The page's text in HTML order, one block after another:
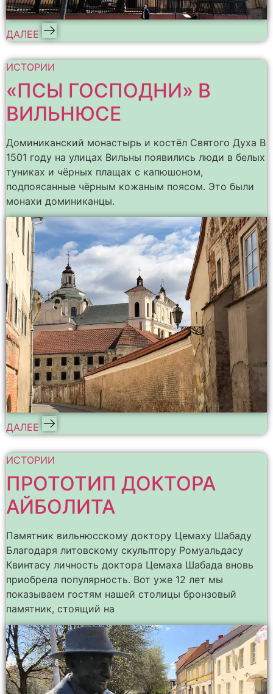
ДАЛЕЕ
ИСТОРИИ
«ПСЫ ГОСПОДНИ» В
ВИЛЬНЮСЕ
Доминиканский монастырь и костёл Святого Духа В
1501 году на улицах Вильны появились люди в белых
туниках и чёрных плащах с капюшоном,
подпоясанные чёрным кожаным поясом. Это были
монахи доминиканцы.
ДАЛЕЕ
ИСТОРИИ
ПРОТОТИП ДОКТОРА
АЙБОЛИТА
Памятник вильнюсскому доктору Цемаху Шабаду
Благодаря литовскому скульптору Ромуальдасу
Квинтасу личность доктора Цемаха Шабада вновь
приобрела популярность. Вот уже 12 лет мы
показываем гостям нашей столицы бронзовый
памятник, стоящий на